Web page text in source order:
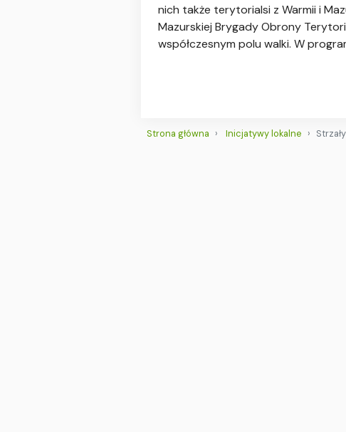
nich także terytorialsi z Warmii i
Mazurskiej Brygady Obrony
współczesnym polu walki. W
Strona główna Inicjatywy lokalne